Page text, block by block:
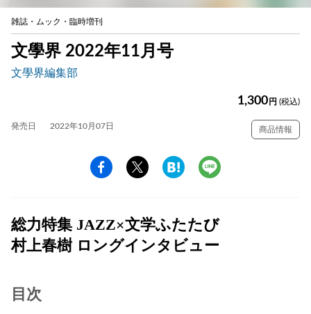
雑誌・ムック・臨時増刊
文學界 2022年11月号
文學界編集部
1,300 円 (税込)
発売日 2022年10月07日 商品情報
総力特集 JAZZ×文学ふたたび
村上春樹 ロングインタビュー
目次